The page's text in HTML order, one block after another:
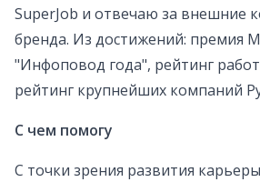
SuperJob и отвечаю за внешние
бренда. Из достижений: премия
"Инфоповод года", рейтинг
рейтинг крупнейших компаний
С чем помогу
С точки зрения развития